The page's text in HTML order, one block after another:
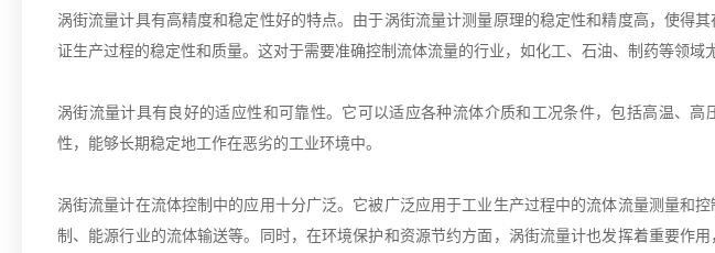
涡街流量计具有高精度和稳定性好的特点。由于涡街流量计测量原理的稳定性和精度高，使得
证生产过程的稳定性和质量。这对于需要准确控制流体流量的行业，如化工、石油、制药等领域
涡街流量计具有良好的适应性和可靠性。它可以适应各种流体介质和工况条件，包括高温、
性，能够长期稳定地工作在恶劣的工业环境中。
涡街流量计在流体控制中的应用十分广泛。它被广泛应用于工业生产过程中的流体流量测量和
制、能源行业的流体输送等。同时，在环境保护和资源节约方面，涡街流量计也发挥着重要作